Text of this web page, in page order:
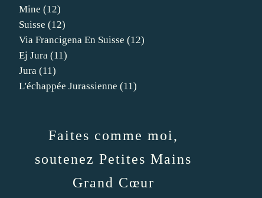
Mine (12)
Suisse (12)
Via Francigena En Suisse (12)
Ej Jura (11)
Jura (11)
L'échappée Jurassienne (11)
Faites comme moi,
soutenez Petites Mains
Grand Cœur